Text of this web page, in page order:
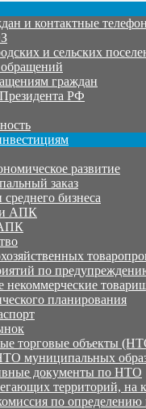
и контактные
и сельских
граждан
РФ
развитие
заказ
бизнеса
и АПК
по
некоммерческие
планирования
торговые объекты
муниципальных
документы по НТО
территорий, на
по